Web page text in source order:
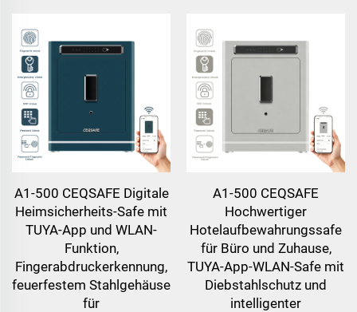
A1-500 CEQSAFE Digitale
Heimsicherheits-Safe mit
TUYA-App und WLAN-
Funktion,
Fingerabdruckerkennung,
feuerfestem Stahlgehäuse
für
A1-500 CEQSAFE
Hochwertiger
Hotelaufbewahrungssafe
für Büro und Zuhause,
TUYA-App-WLAN-Safe mit
Diebstahlschutz und
intelligenter